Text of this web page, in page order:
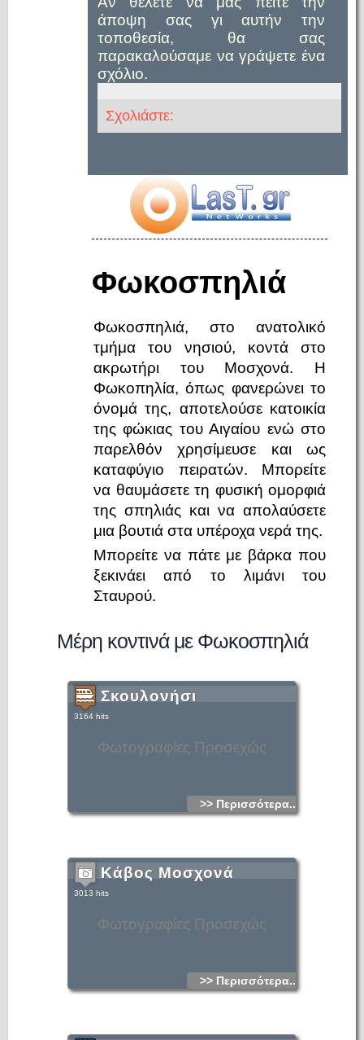
άποψη σας γι αυτήν την
τοποθεσία, θα σας
παρακαλούσαμε να γράψετε ένα
σχόλιο.
Σχολιάστε:
Φωκοσπηλιά
Φωκοσπηλιά, στο ανατολικό
τμήμα του νησιού, κοντά στο
ακρωτήρι του Μοσχονά. Η
Φωκοπηλία, όπως φανερώνει το
όνομά της, αποτελούσε κατοικία
της φώκιας του Αιγαίου ενώ στο
παρελθόν χρησίμευσε και ως
καταφύγιο πειρατών. Μπορείτε
να θαυμάσετε τη φυσική ομορφιά
της σπηλιάς και να απολαύσετε
μια βουτιά στα υπέροχα νερά της.
Μπορείτε να πάτε με βάρκα που
ξεκινάει από το λιμάνι του
Σταυρού.
Μέρη κοντινά με Φωκοσπηλιά
Φωτογραφίες Προσεχώς
Σκουλονήσι
3164 hits
>> Περισσότερα...
Φωτογραφίες Προσεχώς
Κάβος Μοσχονά
3013 hits
>> Περισσότερα...